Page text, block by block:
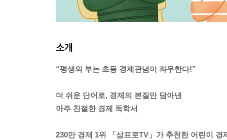
소개
“평생의 부는 초등 경제관념이 좌우한다!”
더 쉬운 단어로, 경제의 본질만 담아낸
아주 친절한 경제 독학서
230만 경제 1위 「삼프로TV」가 추천한 어린이 경